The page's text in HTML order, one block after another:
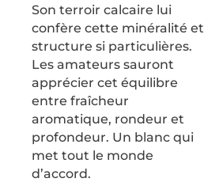
Son terroir calcaire lui
confère cette minéralité et
structure si particulières.
Les amateurs sauront
apprécier cet équilibre
entre fraîcheur
aromatique, rondeur et
profondeur. Un blanc qui
met tout le monde
d’accord.